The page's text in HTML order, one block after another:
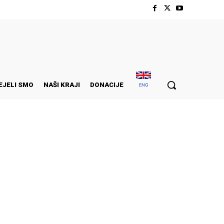
SMO NAŠI KRAJI DONACIJE ENG